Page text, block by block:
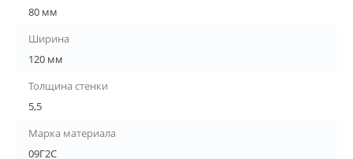
80 мм
Ширина
120 мм
Толщина стенки
5,5
Марка материала
09Г2С